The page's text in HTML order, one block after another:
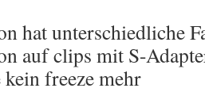
hat unterschiedliche
auf clips mit S-
freeze mehr